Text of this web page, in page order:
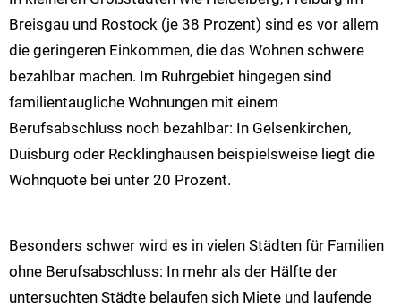
Breisgau und Rostock (je 38 Prozent) sind es vor allem
die geringeren Einkommen, die das Wohnen schwere
bezahlbar machen. Im Ruhrgebiet hingegen sind
familientaugliche Wohnungen mit einem
Berufsabschluss noch bezahlbar: In Gelsenkirchen,
Duisburg oder Recklinghausen beispielsweise liegt die
Wohnquote bei unter 20 Prozent.
Besonders schwer wird es in vielen Städten für Familien
ohne Berufsabschluss: In mehr als der Hälfte der
untersuchten Städte belaufen sich Miete und laufende